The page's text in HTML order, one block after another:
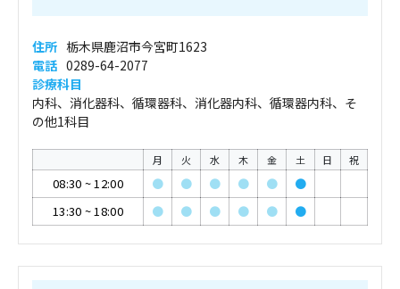
住所 栃木県鹿沼市今宮町1623
電話 0289-64-2077
診療科目
内科、消化器科、循環器科、消化器内科、循環器内科、そ
の他1科目
月 火 水 木 金 土 日 祝
08:30 ~12:00 ● ● ● ● ●
●
13:30 ~18:00 ● ● ● ● ● ●